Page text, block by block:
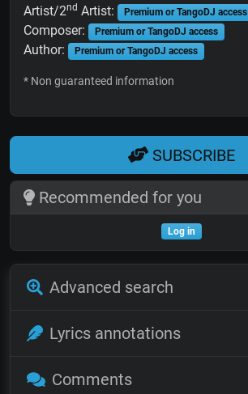
Artist/2nd Artist: Premium or TangoDJ access
Composer: Premium or TangoDJ access
Author: Premium or TangoDJ access
* Non guaranteed information
SUBSCRIBE
Recommended for you
Log in
Advanced search
Lyrics annotations
Comments